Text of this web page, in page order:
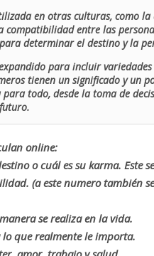
en otras culturas, como
compatibilidad entre las
determinar el destino y la
para incluir
tienen un significado y un
todo, desde la toma de
online:
o cuál es su karma.
(a este numero también
se realiza en la vida.
lo que realmente le importa.